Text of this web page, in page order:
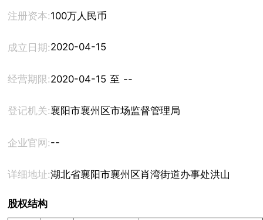
注册资本:100万人民币
成立日期:2020-04-15
经营期限: 2020-04-15 至 --
登记机关:襄阳市襄州区市场监督管理局
企业官网:--
详细地址:湖北省襄阳市襄州区肖湾街道办事处洪山头社区
股权结构